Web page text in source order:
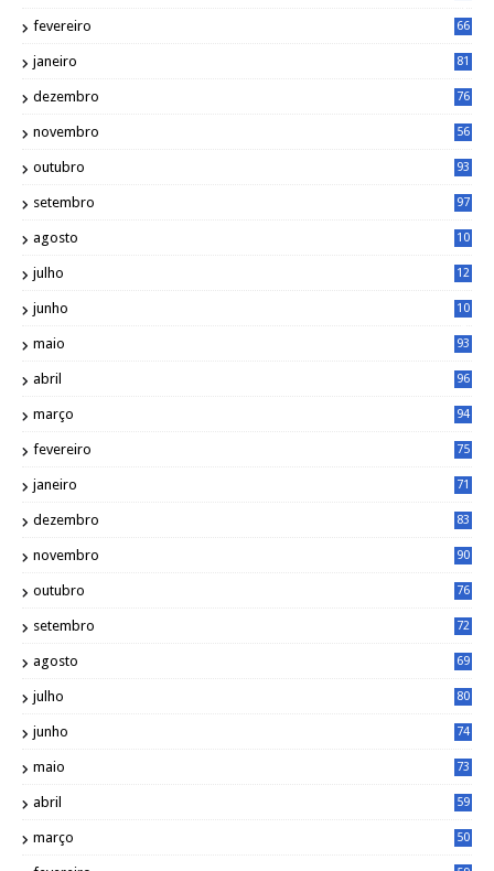
fevereiro 66
janeiro 81
dezembro 76
novembro 56
outubro 93
setembro 97
agosto
10
julho
12
junho
10
maio 93
abril 96
março 94
fevereiro 75
janeiro 71
dezembro 83
novembro 90
outubro 76
setembro 72
agosto 69
julho 80
junho 74
maio 73
abril 59
março 50